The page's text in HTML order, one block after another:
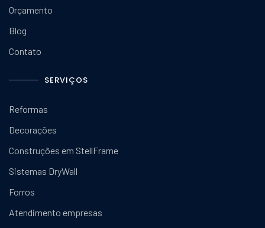
Orçamento
Blog
Contato
SERVIÇOS
Reformas
Decorações
Construções em StellFrame
Sistemas DryWall
Forros
Atendimento empresas